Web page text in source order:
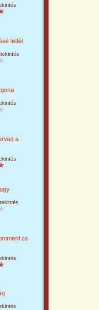
lettél
a
ca